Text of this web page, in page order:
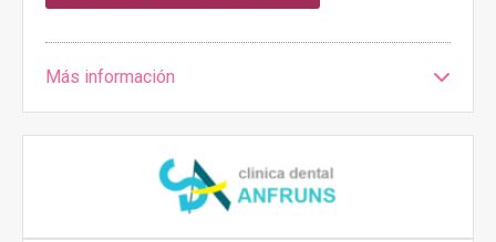
Más información